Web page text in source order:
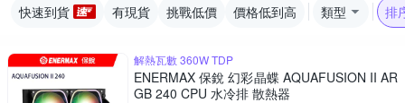
快速到貨 有現貨 挑戰低價 價格低到高 類型 排
解熱瓦數 360W TDP
ENERMAX 保銳 幻彩晶蝶 AQUAFUSION II AR
GB 240 CPU 水冷排 散熱器